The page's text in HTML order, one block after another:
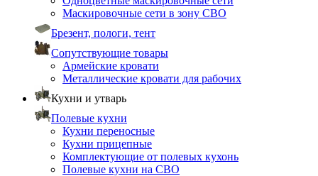
Маскировочные сети в зону СВО
Брезент, пологи, тент
Сопутствующие товары
Армейские кровати
Металлические кровати для рабочих
Кухни и утварь
Полевые кухни
Кухни переносные
Кухни прицепные
Комплектующие от полевых кухонь
Полевые кухни на СВО